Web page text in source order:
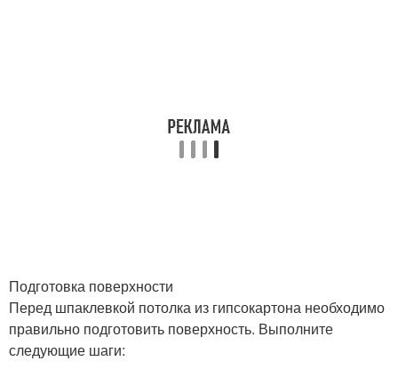
Подготовка поверхности
Перед шпаклевкой потолка из гипсокартона необходимо
правильно подготовить поверхность. Выполните
следующие шаги: